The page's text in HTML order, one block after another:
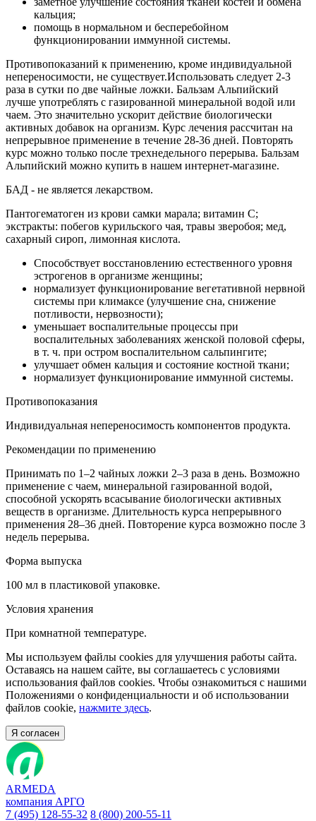
кальция;
помощь в нормальном и бесперебойном
функционировании иммунной системы.
Противопоказаний к применению, кроме индивидуальной
непереносимости, не существует.Использовать следует 2-3
раза в сутки по две чайные ложки. Бальзам Альпийский
лучше употреблять с газированной минеральной водой или
чаем. Это значительно ускорит действие биологически
активных добавок на организм. Курс лечения рассчитан на
непрерывное применение в течение 28-36 дней. Повторять
курс можно только после трехнедельного перерыва. Бальзам
Альпийский можно купить в нашем интернет-магазине.
БАД - не является лекарством.
Пантогематоген из крови самки марала; витамин С;
экстракты: побегов курильского чая, травы зверобоя; мед,
сахарный сироп, лимонная кислота.
Способствует восстановлению естественного уровня
эстрогенов в организме женщины;
нормализует функционирование вегетативной нервной
системы при климаксе (улучшение сна, снижение
потливости, нервозности);
уменьшает воспалительные процессы при
воспалительных заболеваниях женской половой сферы,
в т. ч. при остром воспалительном сальпингите;
улучшает обмен кальция и состояние костной ткани;
нормализует функционирование иммунной системы.
Противопоказания
Индивидуальная непереносимость компонентов продукта.
Рекомендации по применению
Принимать по 1–2 чайных ложки 2–3 раза в день. Возможно
применение с чаем, минеральной газированной водой,
способной ускорять всасывание биологически активных
веществ в организме. Длительность курса непрерывного
применения 28–36 дней. Повторение курса возможно после 3
недель перерыва.
Форма выпуска
100 мл в пластиковой упаковке.
Условия хранения
При комнатной температуре.
Мы используем файлы cookies для улучшения работы сайта.
Оставаясь на нашем сайте, вы соглашаетесь с условиями
использования файлов cookies. Чтобы ознакомиться с нашими
Положениями о конфиденциальности и об использовании
файлов cookie, нажмите здесь.
Я согласен
ARMEDA
компания АРГО
7 (495) 128-55-32 8 (800) 200-55-11